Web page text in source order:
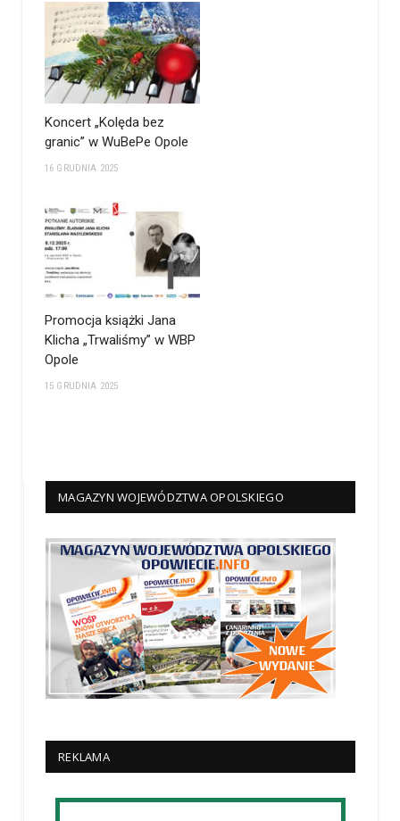
Koncert „Kolęda bez
granic” w WuBePe Opole
16 GRUDNIA 2025
Promocja książki Jana
Klicha „Trwaliśmy” w WBP
Opole
15 GRUDNIA 2025
MAGAZYN WOJEWÓDZTWA OPOLSKIEGO
REKLAMA